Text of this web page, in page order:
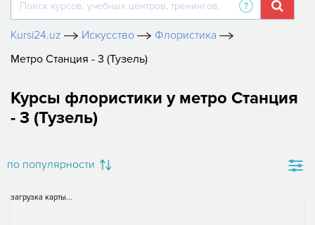
Kursi24.uz Искусство
Флористика
Метро Станция - 3 (Тузель)
Курсы флористики у метро Станция
- 3 (Тузель)
по популярности
загрузка карты...